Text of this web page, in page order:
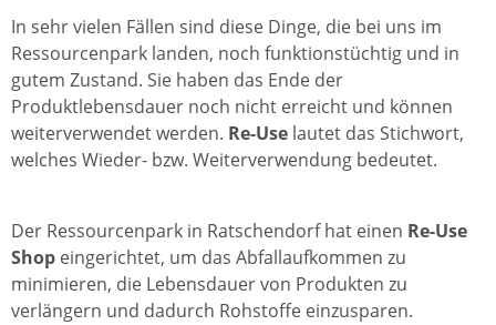
In sehr vielen Fällen sind diese Dinge, die bei uns im
Ressourcenpark landen, noch funktionstüchtig und in
gutem Zustand. Sie haben das Ende der
Produktlebensdauer noch nicht erreicht und können
weiterverwendet werden. Re-Use lautet das Stichwort,
welches Wieder- bzw. Weiterverwendung bedeutet.
Der Ressourcenpark in Ratschendorf hat einen Re-Use
Shop eingerichtet, um das Abfallaufkommen zu
minimieren, die Lebensdauer von Produkten zu
verlängern und dadurch Rohstoffe einzusparen.